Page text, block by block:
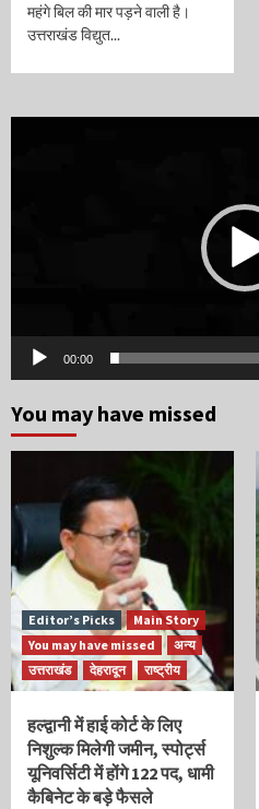
महंगे बिल की मार पड़ने वाली है।
उत्तराखंड विद्युत...
00:00
You may have missed
Editor’s Picks
Main Story
You may have missed
अन्य
उत्तराखंड
देहरादून राष्ट्रीय
हल्द्वानी में हाई कोर्ट के लिए
निशुल्क मिलेगी जमीन, स्पोर्ट्स
यूनिवर्सिटी में होंगे 122 पद, धामी
कैबिनेट के बड़े फैसले